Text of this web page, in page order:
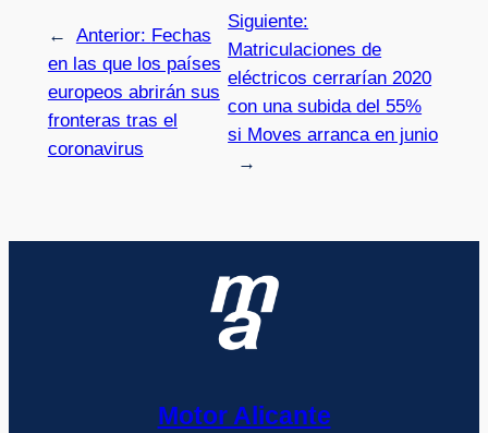
← Anterior: Fechas
en las que los países
europeos abrirán sus
fronteras tras el
coronavirus
Siguiente:
Matriculaciones de
eléctricos cerrarían 2020
con una subida del 55%
si Moves arranca en junio
→
Motor Alicante